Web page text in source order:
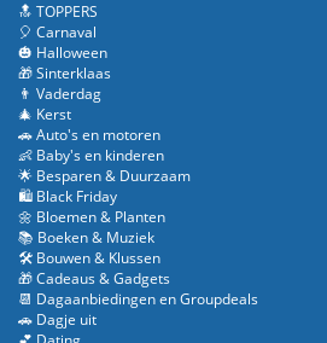
🔝 TOPPERS
🎈 Carnaval
🎃 Halloween
🎁 Sinterklaas
👨 Vaderdag
🎄 Kerst
🚗 Auto's en motoren
👶 Baby's en kinderen
🌟 Besparen & Duurzaam
🛍️ Black Friday
🌼 Bloemen & Planten
📚 Boeken & Muziek
🛠️ Bouwen & Klussen
🎁 Cadeaus & Gadgets
📆 Dagaanbiedingen en Groupdeals
🚗 Dagje uit